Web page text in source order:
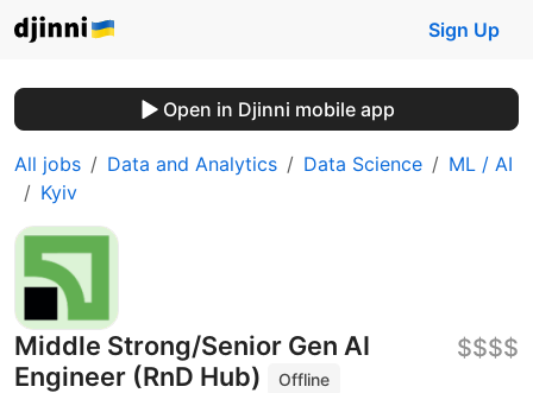
Sign Up
Open in Djinni mobile app
All jobs Data and Analytics Data Science
ML / AI
Kyiv
Middle Strong/Senior Gen AI
Engineer (RnD Hub)
Offline
$$$$